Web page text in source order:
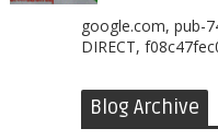
google.com, pub-
DIRECT,
Blog Archive